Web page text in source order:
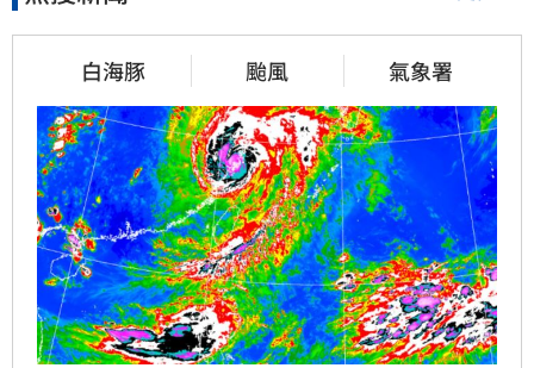
白海豚 颱風 氣象署